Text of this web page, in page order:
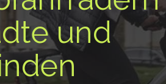
und